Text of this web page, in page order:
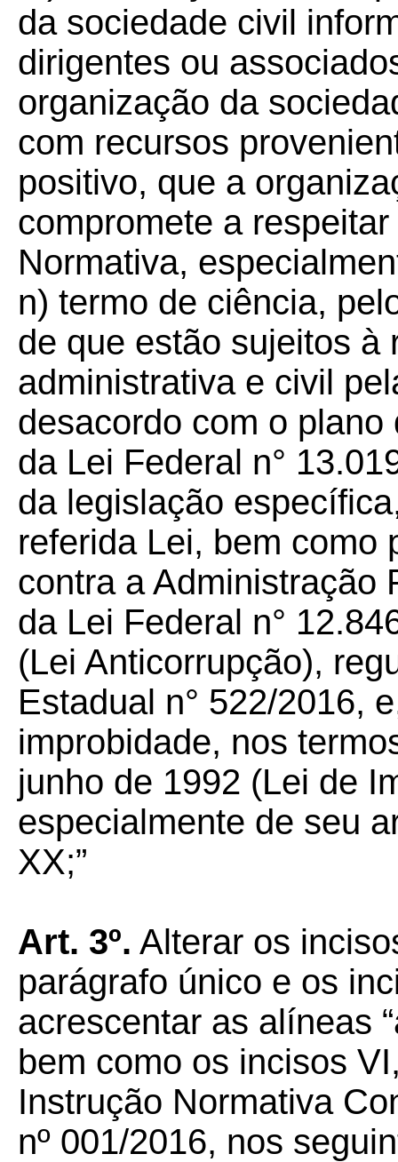
da sociedade civil
dirigentes ou
organização da
com recursos
positivo, que a
compromete a
Normativa,
n) termo de ciência,
de que estão sujeitos à
administrativa e civil
desacordo com o
da Lei Federal n°
da legislação
referida Lei, bem como
contra a Administração
da Lei Federal n°
(Lei Anticorrupção),
Estadual n° 522/2016,
improbidade, nos
junho de 1992 (Lei de
especialmente de seu
XX;”
Art. 3º. Alterar os
parágrafo único e os
acrescentar as alíneas
bem como os incisos
Instrução Normativa
nº 001/2016, nos